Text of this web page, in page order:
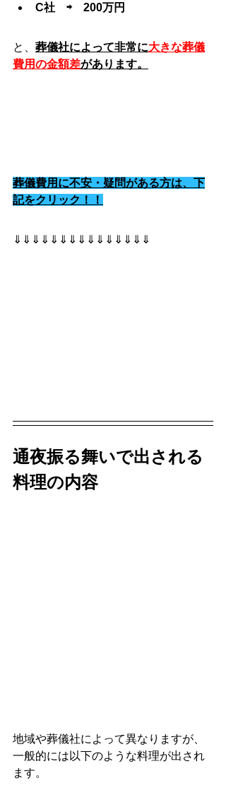
C社　⇨　200万円
と、 葬儀社によって非常に大きな葬儀
費用の金額差があります。
葬儀費用に不安・疑問がある方は、下
記をクリック！！
⇓⇓⇓⇓⇓⇓⇓⇓⇓⇓⇓⇓⇓⇓⇓
通夜振る舞いで出される
料理の内容
地域や葬儀社によって異なりますが、
一般的には以下のような料理が出され
ます。